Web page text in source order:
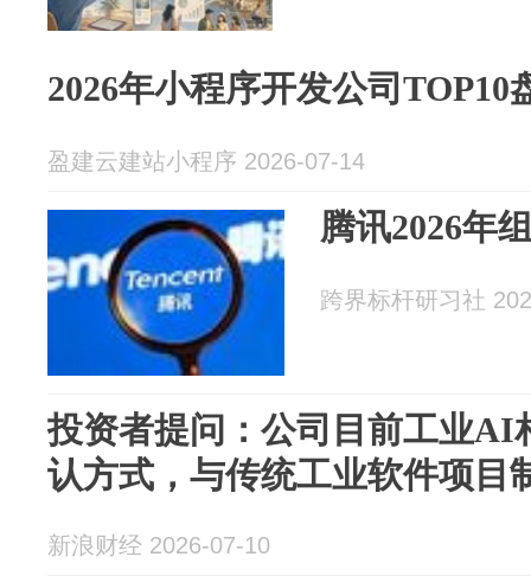
2026年小程序开发公司TOP10
盈建云建站小程序 2026-07-14
腾讯2026年
跨界标杆研习社
投资者提问：公司目前工业AI
认方式，与传统工业软件项目
新浪财经 2026-07-10